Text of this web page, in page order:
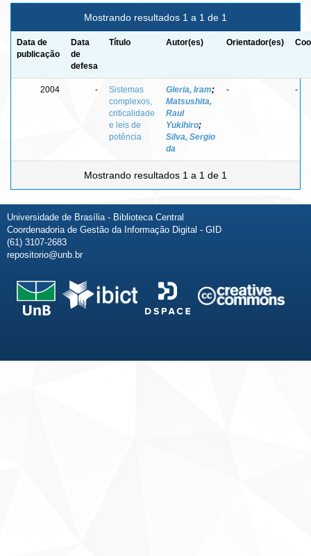
Mostrando resultados 1 a 1 de 1
Data de
publicação
Data
de
defesa
Título Autor(es) Orientador(es)
2004 -
Sistemas
complexos,
criticalidade
e leis de
potência
Gleria, Iram;
Matsushita,
Raul
Yukihiro;
Silva, Sergio
da
- -
Mostrando resultados 1 a 1 de 1
Universidade de Brasília - Biblioteca Central
Coordenadoria de Gestão da Informação Digital - GID
(61) 3107-2683
repositorio@unb.br